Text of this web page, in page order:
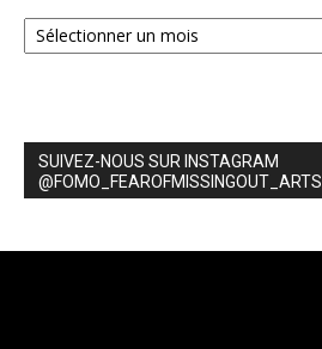
Archives
SUIVEZ-NOUS SUR INSTAGRAM
@FOMO_FEAROFMISSINGOUT_ARTS